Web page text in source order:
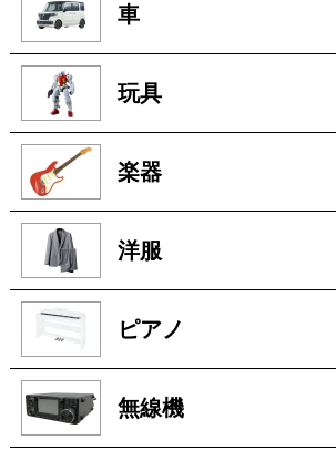
車
玩具
楽器
洋服
ピアノ
無線機